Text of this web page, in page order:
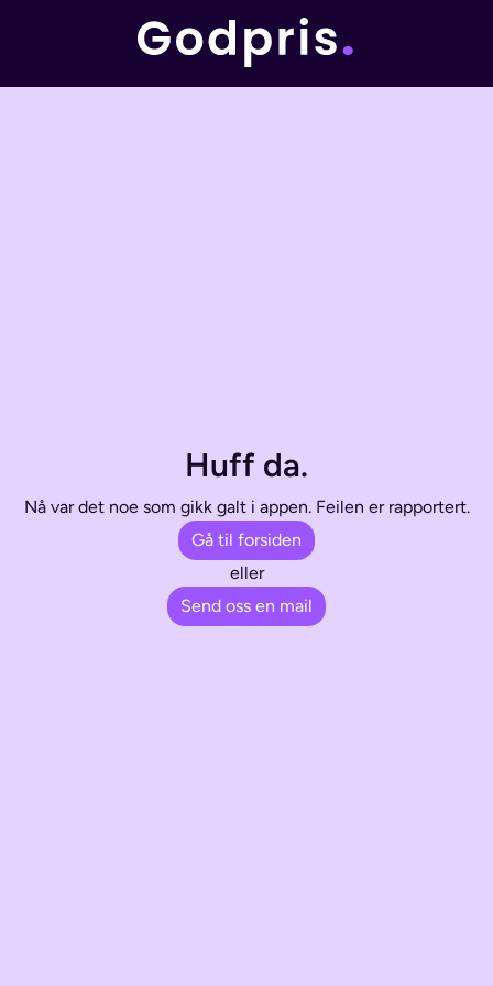
Huff da.
Nå var det noe som gikk galt i appen. Feilen er rapportert.
Gå til forsiden
eller
Send oss en mail